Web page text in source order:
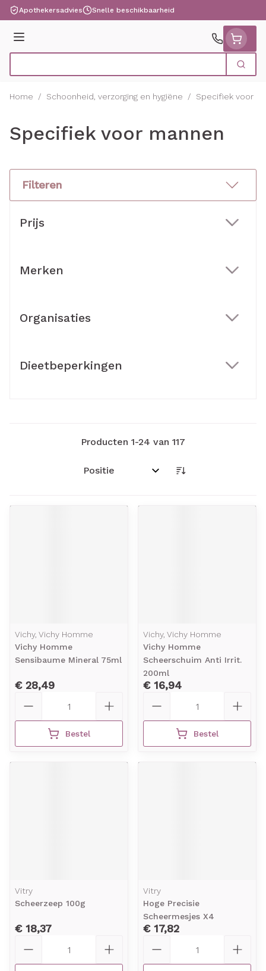
Ga naar de inhoud
Apothekersadvies Snelle beschikbaarheid
Menu
Zoek
Home / Schoonheid, verzorging en hygiëne / Specifiek voor
Specifiek voor mannen
Filteren
Prijs
Merken
Organisaties
Dieetbeperkingen
Producten 1-24 van 117
Sorteer op:
Vichy, Vichy Homme
Vichy Homme
Sensibaume Mineral 75ml
€ 28,49
Bestel
Vichy, Vichy Homme
Vichy Homme
Scheerschuim Anti Irrit.
200ml
€ 16,94
Bestel
Vitry
Scheerzeep 100g
€ 18,37
Vitry
Hoge Precisie
Scheermesjes X4
€ 17,82